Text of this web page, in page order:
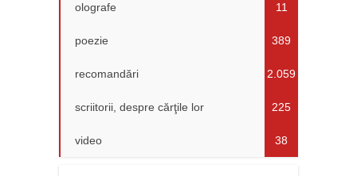
olografe 11
poezie 389
recomandări 2.059
scriitorii, despre cărţile lor 225
video 38